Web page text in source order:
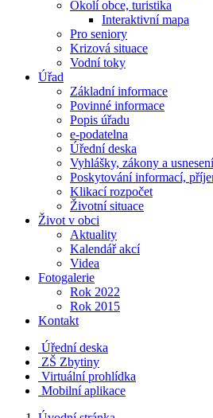
Okolí obce, turistika
Interaktivní mapa
Pro seniory
Krizová situace
Vodní toky
Úřad
Základní informace
Povinné informace
Popis úřadu
e-podatelna
Úřední deska
Vyhlášky, zákony a
Poskytování informací,
Klikací rozpočet
Životní situace
Život v obci
Aktuality
Kalendář akcí
Videa
Fotogalerie
Rok 2022
Rok 2015
Kontakt
Úřední deska
ZŠ Zbytiny
Virtuální prohlídka
Mobilní aplikace